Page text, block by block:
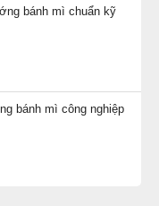
bánh mì chuẩn kỹ
bánh mì công nghiệp